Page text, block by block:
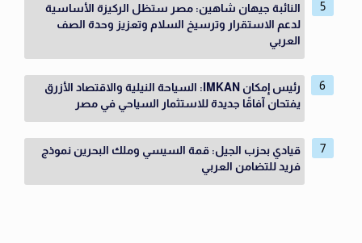
النائبة جيهان شاهين: مصر ستظل الركيزة الأساسية
لدعم الاستقرار وترسيخ السلام وتعزيز وحدة الصف
العربي
رئيس إمكان IMKAN: السياحة النيلية والاقتصاد الأزرق
يفتحان آفاقًا جديدة للاستثمار السياحي في مصر
قيادي بحزب الجيل: قمة السيسي وملك البحرين نموذج
فريد للتضامن العربي